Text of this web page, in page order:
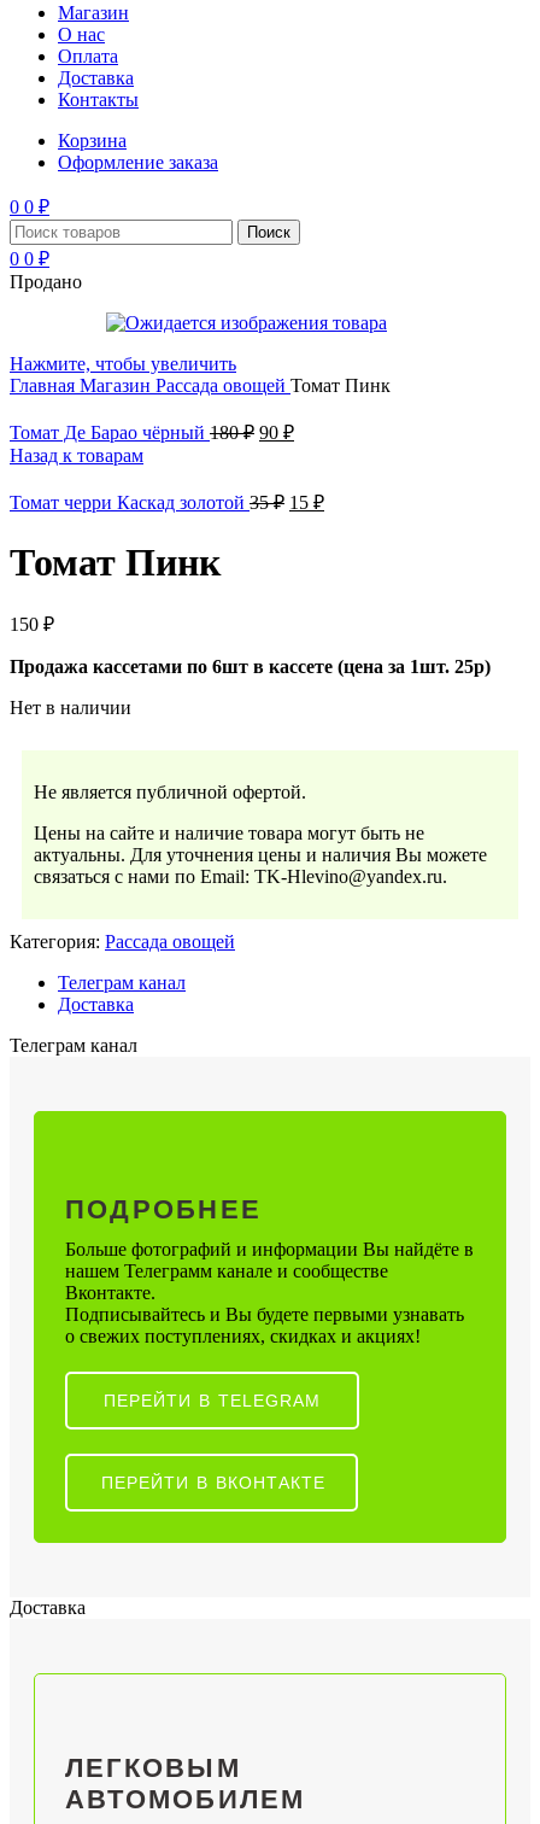
Магазин
О нас
Оплата
Доставка
Контакты
Корзина
Оформление заказа
0 0 ₽
Поиск
0 0 ₽
Продано
Нажмите, чтобы увеличить
Главная Магазин Рассада овощей Томат Пинк
Томат Де Барао чёрный 180₽ 90 ₽
Назад к товарам
Томат черри Каскад золотой 35₽ 15 ₽
Томат Пинк
150 ₽
Продажа кассетами по 6шт в кассете (цена за 1шт. 25р)
Нет в наличии
Не является публичной офертой.
Цены на сайте и наличие товара могут быть не
актуальны. Для уточнения цены и наличия Вы можете
связаться с нами по Email: TK-Hlevino@yandex.ru.
Категория: Рассада овощей
Телеграм канал
Доставка
Телеграм канал
ПОДРОБНЕЕ
Больше фотографий и информации Вы найдёте в
нашем Телеграмм канале и сообществе
Вконтакте.
Подписывайтесь и Вы будете первыми узнавать
о свежих поступлениях, скидках и акциях!
ПЕРЕЙТИ В TELEGRAM
ПЕРЕЙТИ В ВКОНТАКТЕ
Доставка
ЛЕГКОВЫМ
АВТОМОБИЛЕМ